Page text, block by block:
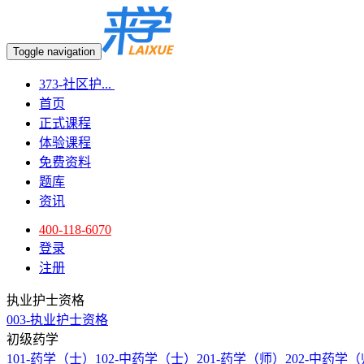
Toggle navigation
373-社区护...
首页
正式课程
体验课程
免费资料
题库
资讯
400-118-6070
登录
注册
执业护士资格
003-执业护士资格
初级药学
101-药学（士） 102-中药学（士） 201-药学（师） 202-中药学